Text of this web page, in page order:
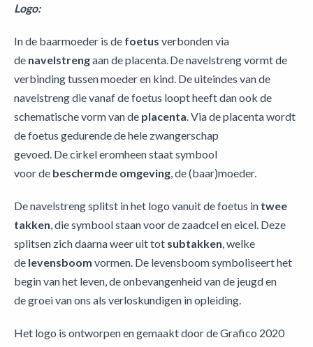
Logo:
In de baarmoeder is de foetus verbonden via
de navelstrengaan de placenta. De navelstreng vormt de
verbinding tussen moeder en kind. De uiteindes van de
navelstreng die vanaf de foetus loopt heeft dan ook de
schematische vorm van de placenta . Via de placenta wordt
de foetus gedurende de hele zwangerschap
gevoed. De cirkel eromheen staat symbool
voor de beschermde omgeving , de (baar)moeder.
De navelstreng splitst in het logo vanuit de foetus in twee
takken , die symbool staan voor de zaadcel en eicel. Deze
splitsen zich daarna weer uit tot subtakken , welke
de levensboom vormen. De levensboom symboliseert het
begin van het leven, de onbevangenheid van de jeugd en
de groei van ons als verloskundigen in opleiding.
Het logo is ontworpen en gemaakt door de Grafico 2020